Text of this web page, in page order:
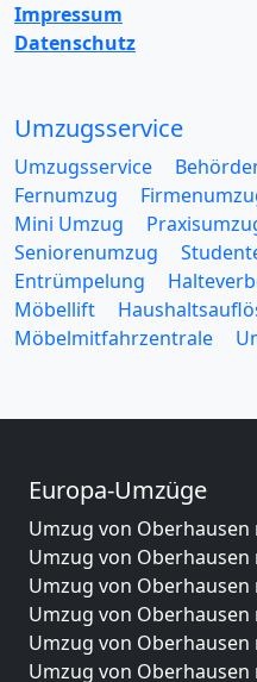
Impressum
Datenschutz
Umzugsservice
Umzugsservice
Fernumzug
Mini Umzug
Seniorenumzug
Entrümpelung
Möbellift
Möbelmitfahrzentrale
Europa-Umzüge
Umzug von Oberhausen
Umzug von Oberhausen
Umzug von Oberhausen
Umzug von
Umzug von Oberhausen
Umzug von